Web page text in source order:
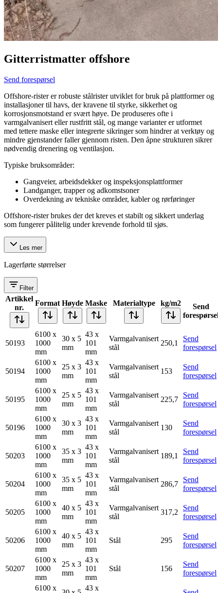
Gitterristmatter offshore
Send forespørsel
Offshore-rister er robuste stålrister utviklet for bruk på plattformer og
installasjoner til havs, der kravene til styrke, sikkerhet og
korrosjonsmotstand er svært høye. De produseres ofte i
varmgalvanisert eller rustfritt stål, og mange varianter er utformet
med tettere maske eller integrerte sikringer som hindrer at verktøy og
mindre gjenstander faller gjennom risten. Den åpne strukturen sikrer
nødvendig drenering og ventilasjon.
Typiske bruksområder:
Gangveier, arbeidsdekker og inspeksjonsplattformer
Landganger, trapper og adkomstsoner
Overdekning av tekniske områder, kabler og rørføringer
Offshore-rister brukes der det kreves et stabilt og sikkert underlag
som fungerer pålitelig under krevende forhold til sjøs.
Les mer
Lagerførte størrelser
Filter
Artikkel
nr.
Format Høyde Maske Materialtype kg/m2
Send
50193
6100 x
1000
mm
30 x 5
mm
43 x
101
mm
Varmgalvanisert
stål
250,1
Send
forespørsel
50194
6100 x
1000
mm
25 x 3
mm
43 x
101
mm
Varmgalvanisert
stål
153
Send
forespørsel
50195
6100 x
1000
mm
25 x 5
mm
43 x
101
mm
Varmgalvanisert
stål
225,7
Send
forespørsel
50196
6100 x
1000
mm
30 x 3
mm
43 x
101
mm
Varmgalvanisert
stål
130
Send
forespørsel
50203
6100 x
1000
mm
35 x 3
mm
43 x
101
mm
Varmgalvanisert
stål
189,1
Send
forespørsel
50204
6100 x
1000
mm
35 x 5
mm
43 x
101
mm
Varmgalvanisert
stål
286,7
Send
forespørsel
50205
6100 x
1000
mm
40 x 5
mm
43 x
101
mm
Varmgalvanisert
stål
317,2
Send
forespørsel
50206
6100 x
1000
mm
40 x 5
mm
43 x
101
mm
Stål 295
Send
forespørsel
50207
6100 x
1000
mm
25 x 3
mm
43 x
101
mm
Stål 156
Send
forespørsel
6100 x
43 x